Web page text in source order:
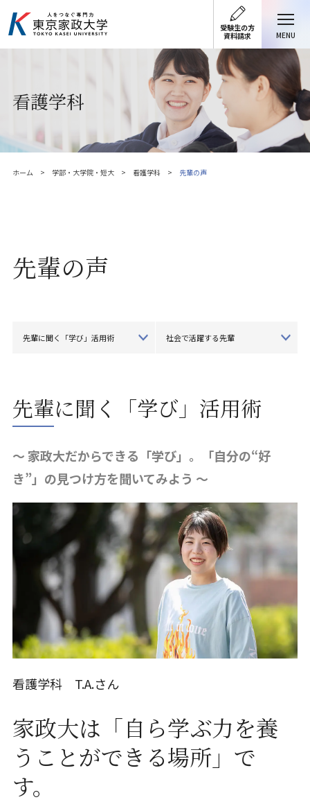
受験生の方
資料請求
MENU
看護学科
ホーム 学部・大学院・短大 看護学科 先輩の声
先輩の声
先輩に聞く「学び」活用術 社会で活躍する先輩
先輩に聞く「学び」活用術
～ 家政大だからできる「学び」。「自分の“好
き”」の見つけ方を聞いてみよう ～
看護学科 T.A.さん
家政大は「自ら学ぶ力を養
うことができる場所」で
す。